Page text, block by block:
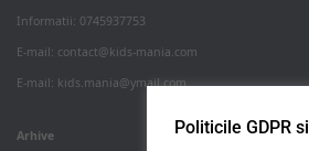
Informatii: 0745937753
E-mail: contact@kids-mania.com
E-mail: kids.mania@ymail.com
Arhive Politicile GDPR
PETRECERI COPII